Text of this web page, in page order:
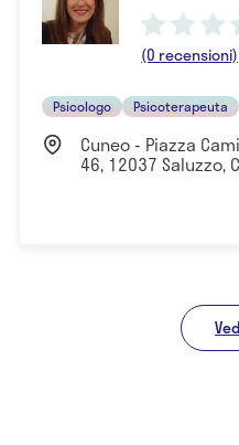
(0 recensioni)
Psicologo Psicoterapeuta
Cuneo - Piazza
46, 12037 Saluzzo,